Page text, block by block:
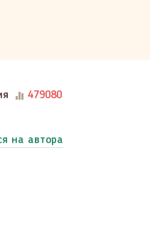
479080
на автора